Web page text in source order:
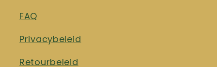
FAQ
Privacybeleid
Retourbeleid